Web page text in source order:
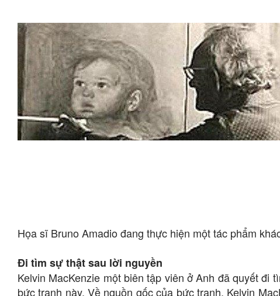
Họa sĩ Bruno Amadio đang thực hiện một tác phẩm
Đi tìm sự thật sau lời nguyền
Kelvin MacKenzie một biên tập viên ở Anh đã quyết
bức tranh này. Về nguồn gốc của bức tranh, Kelvin